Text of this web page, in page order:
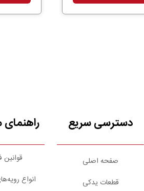
دسترسی سریع
صفحه اصلی
قطعات یدکی
قوانین
انواع